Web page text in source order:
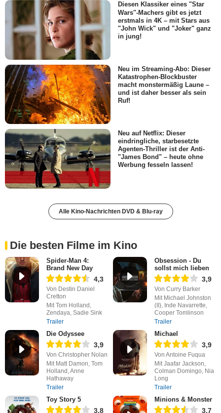
Diesen Klassiker eines "Star
Wars"-Machers gibt es jetzt
erstmals in 4K – mit Stars aus
"John Wick" und "Joker" ganz
in jung!
Neu im Streaming-Abo: Dieser
Katastrophen-Blockbuster
macht monstermäßig Laune –
und ist daher besser als sein
Ruf!
Neu auf Netflix: Dieser
eindringliche, starbesetzte
Agenten-Thriller ist der Anti-
"James Bond" – heute ohne
Werbung fesseln lassen!
Alle Kino-Nachrichten DVD & Blu-ray
Die besten Filme im Kino
Spider-Man 4:
Brand New Day
4,3
Von Destin Daniel
Cretton
Mit Tom Holland,
Zendaya, Sadie Sink
Trailer
Obsession - Du
sollst mich lieben
3,9
Von Curry Barker
Mit Michael Johnston
(II), Inde Navarrette,
Cooper Tomlinson
Trailer
Die Odyssee
3,9
Von Christopher Nolan
Mit Matt Damon, Tom
Holland, Anne
Hathaway
Trailer
Michael
3,9
Von Antoine Fuqua
Mit Jaafar Jackson,
Colman Domingo, Nia
Long
Trailer
Toy Story 5
3,8
Minions & Monster
3,7